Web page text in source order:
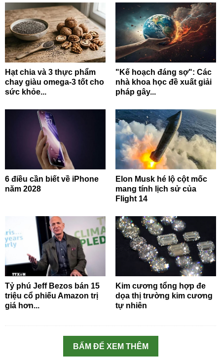
Hạt chia và 3 thực phẩm
chay giàu omega-3 tốt cho
sức khỏe...
"Kế hoạch đáng sợ": Các
nhà khoa học đề xuất giải
pháp gây...
6 điều cần biết về iPhone
năm 2028
Elon Musk hé lộ cột mốc
mang tính lịch sử của
Flight 14
Tỷ phú Jeff Bezos bán 15
triệu cổ phiếu Amazon trị
giá hơn...
Kim cương tổng hợp đe
dọa thị trường kim cương
tự nhiên
BẤM ĐỂ XEM THÊM